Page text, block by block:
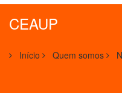
CEAUP
Início Quem somos